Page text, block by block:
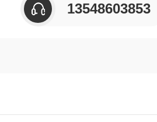
13548603853